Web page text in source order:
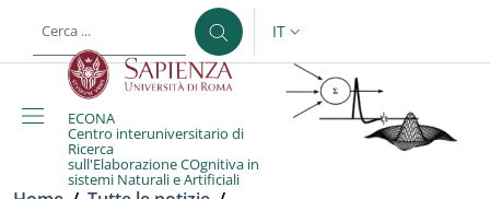
al contenuto principale
SELETTORE LINGUA:
IT
ECONA
Centro interuniversitario di
Ricerca
sull'Elaborazione COgnitiva in
sistemi Naturali e Artificiali
Briciole di pane